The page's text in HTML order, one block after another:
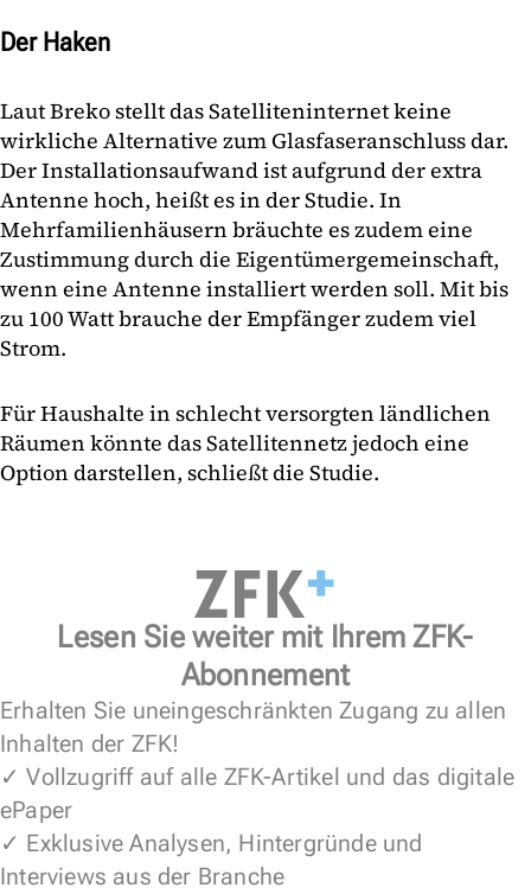
Der Haken
Laut Breko stellt das Satelliteninternet keine
wirkliche Alternative zum Glasfaseranschluss dar.
Der Installationsaufwand ist aufgrund der extra
Antenne hoch, heißt es in der Studie. In
Mehrfamilienhäusern bräuchte es zudem eine
Zustimmung durch die Eigentümergemeinschaft,
wenn eine Antenne installiert werden soll. Mit bis
zu 100 Watt brauche der Empfänger zudem viel
Strom.
Für Haushalte in schlecht versorgten ländlichen
Räumen könnte das Satellitennetz jedoch eine
Option darstellen, schließt die Studie.
Lesen Sie weiter mit Ihrem ZFK-
Abonnement
Erhalten Sie uneingeschränkten Zugang zu allen
Inhalten der ZFK!
✓ Vollzugriff auf alle ZFK-Artikel und das digitale
ePaper
✓ Exklusive Analysen, Hintergründe und
Interviews aus der Branche